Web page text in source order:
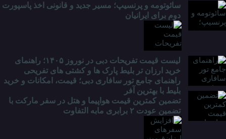
سائوتومه و پرنسیپ؛ مسیر جدید و قانونی اخذ پاسپورت
دوم برای ایرانیان
لیست قیمت تفریحات دبی در نوروز ۱۴۰۵؛ راهنمای
خرید ارزان تر بلیط پارک ها و کشتی های تفریحی
راهنمای جامع تور سافاری دبی؛ قیمت، امکانات و خرید
بلیط با بهترین آفر
تضمین کمترین قیمت هواپیما و هتل در سفر مارکت با
تضمین عودت ۲ برابری مابه التفاوت